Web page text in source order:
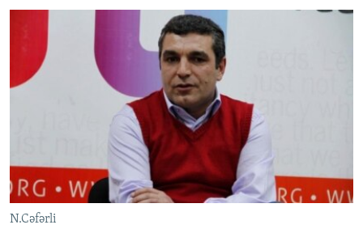
N.Cəfərli